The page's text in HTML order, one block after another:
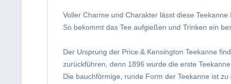
Voller Charme und Charakter lässt diese
So bekommt das Tee aufgießen und Trinken ein
Der Ursprung der Price & Kensington Teekanne
zurückführen, denn 1896 wurde die erste
Die bauchförmige, runde Form der Teekanne ist